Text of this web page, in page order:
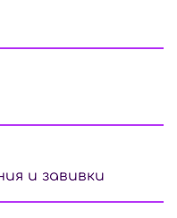
и завивки